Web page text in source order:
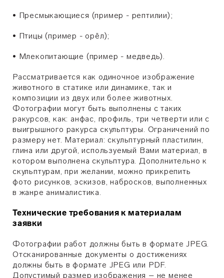
• Пресмыкающиеся (пример - рептилии);
• Птицы (пример - орёл);
• Млекопитающие (пример - медведь).
Рассматривается как одиночное изображение
животного в статике или динамике, так и
композиции из двух или более животных.
Фотографии могут быть выполнены с таких
ракурсов, как: анфас, профиль, три четверти или с
выигрышного ракурса скульптуры. Ограничений по
размеру нет. Материал: скульптурный пластилин,
глина или другой, используемый Вами материал, в
котором выполнена скульптура. Дополнительно к
скульптурам, при желании, можно прикрепить
фото рисунков, эскизов, набросков, выполненных
в жанре анималистика.
Технические требования к материалам
заявки
Фотографии работ должны быть в формате JPEG.
Отсканированные документы о достижениях
должны быть в формате JPEG или PDF.
Допустимый размер изображения – не менее